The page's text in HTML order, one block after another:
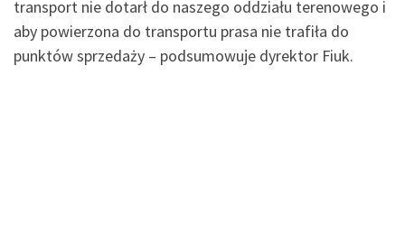
transport nie dotarł do naszego oddziału terenowego i
aby powierzona do transportu prasa nie trafiła do
punktów sprzedaży – podsumowuje dyrektor Fiuk.